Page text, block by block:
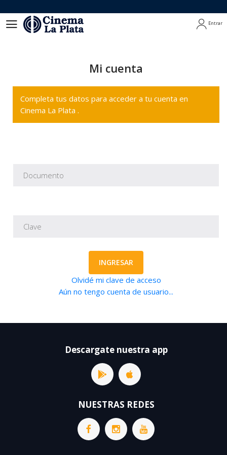
Entrar
Mi cuenta
Completa tus datos para acceder a tu cuenta en
Cinema La Plata .
INGRESAR
Olvidé mi clave de acceso
Aún no tengo cuenta de usuario...
Descargate nuestra app
NUESTRAS REDES